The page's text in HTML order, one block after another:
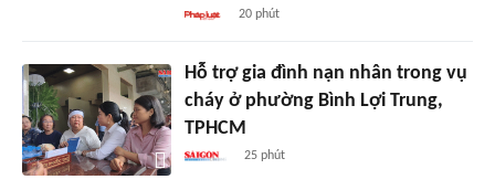
20 phút
Hỗ trợ gia đình nạn nhân trong vụ
cháy ở phường Bình Lợi Trung,
TPHCM
25 phút